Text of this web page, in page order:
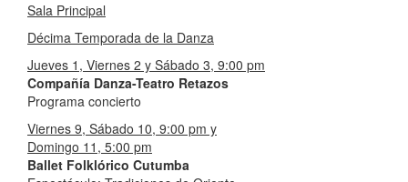
Sala Principal
Décima Temporada de la Danza
Jueves 1, Viernes 2 y Sábado 3, 9:00 pm
Compañía Danza-Teatro Retazos
Programa concierto
Viernes 9, Sábado 10, 9:00 pm y
Domingo 11, 5:00 pm
Ballet Folklórico Cutumba